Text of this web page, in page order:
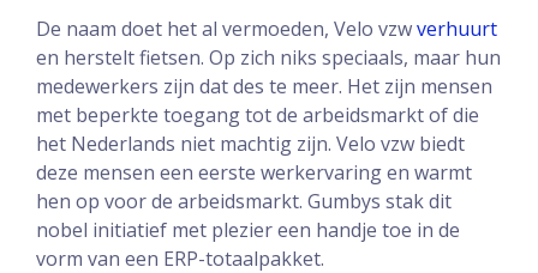
De naam doet het al vermoeden, Velo vzwverhuurt
en herstelt fietsen. Op zich niks speciaals, maar hun
medewerkers zijn dat des te meer. Het zijn mensen
met beperkte toegang tot de arbeidsmarkt of die
het Nederlands niet machtig zijn. Velo vzw biedt
deze mensen een eerste werkervaring en warmt
hen op voor de arbeidsmarkt. Gumbys stak dit
nobel initiatief met plezier een handje toe in de
vorm van een ERP-totaalpakket.